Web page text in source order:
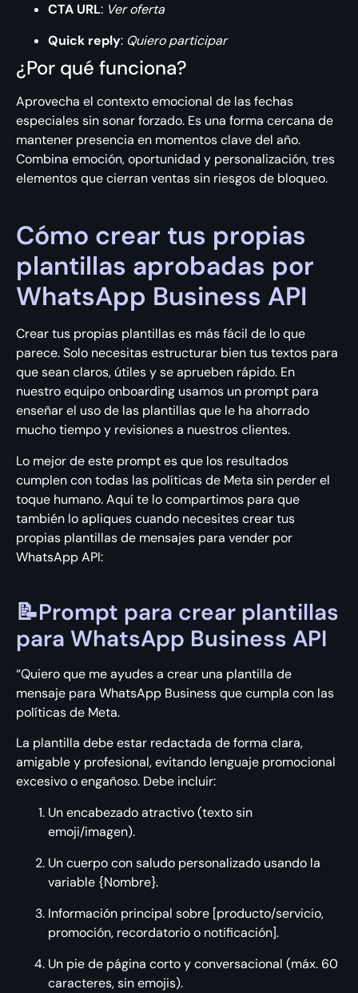
CTA URL: Ver oferta
Quick reply: Quiero participar
¿Por qué funciona?
Aprovecha el contexto emocional de las fechas
especiales sin sonar forzado. Es una forma cercana de
mantener presencia en momentos clave del año.
Combina emoción, oportunidad y personalización, tres
elementos que cierran ventas sin riesgos de bloqueo.
Cómo crear tus propias
plantillas aprobadas por
WhatsApp Business API
Crear tus propias plantillas es más fácil de lo que
parece. Solo necesitas estructurar bien tus textos para
que sean claros, útiles y se aprueben rápido. En
nuestro equipo onboarding usamos un prompt para
enseñar el uso de las plantillas que le ha ahorrado
mucho tiempo y revisiones a nuestros clientes.
Lo mejor de este prompt es que los resultados
cumplen con todas las políticas de Meta sin perder el
toque humano. Aquí te lo compartimos para que
también lo apliques cuando necesites crear tus
propias plantillas de mensajes para vender por
WhatsApp API:
📝Prompt para crear plantillas
para WhatsApp Business API
“Quiero que me ayudes a crear una plantilla de
mensaje para WhatsApp Business que cumpla con las
políticas de Meta.
La plantilla debe estar redactada de forma clara,
amigable y profesional, evitando lenguaje promocional
excesivo o engañoso. Debe incluir:
Un encabezado atractivo (texto sin
emoji/imagen).
Un cuerpo con saludo personalizado usando la
variable {Nombre}.
Información principal sobre [producto/servicio,
promoción, recordatorio o notificación].
Un pie de página corto y conversacional (máx. 60
caracteres, sin emojis).